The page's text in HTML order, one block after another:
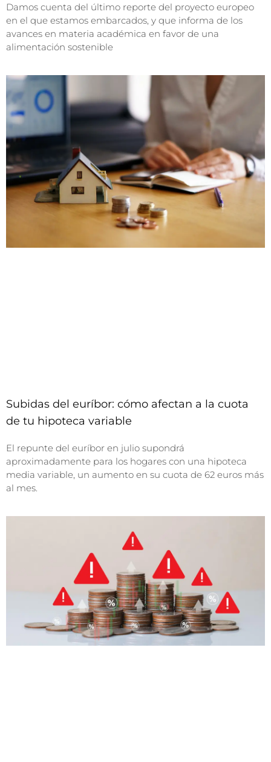
Damos cuenta del último reporte del proyecto europeo
en el que estamos embarcados, y que informa de los
avances en materia académica en favor de una
alimentación sostenible
Subidas del euríbor: cómo afectan a la cuota
de tu hipoteca variable
El repunte del euríbor en julio supondrá
aproximadamente para los hogares con una hipoteca
media variable, un aumento en su cuota de 62 euros más
al mes.